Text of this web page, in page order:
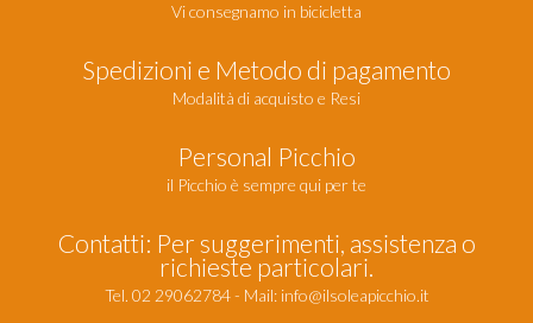
Vi consegnamo in bicicletta
Spedizioni e Metodo di pagamento
Modalità di acquisto e Resi
Personal Picchio
il Picchio è sempre qui per te
Contatti: Per suggerimenti, assistenza o
richieste particolari.
Tel. 02 29062784 - Mail: info@ilsoleapicchio.it